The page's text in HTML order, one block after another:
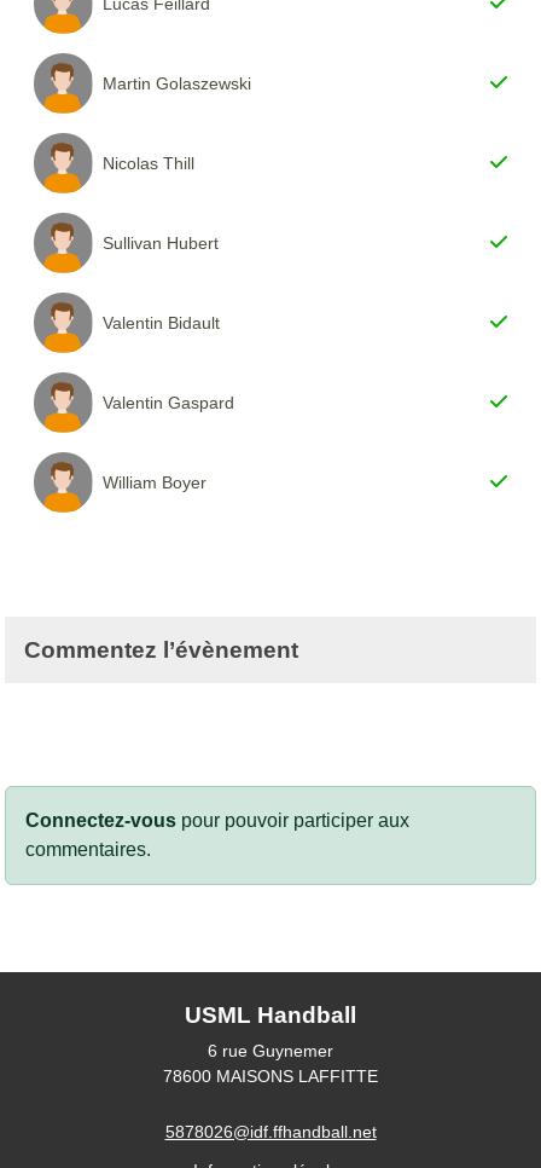
Lucas Feillard
Martin Golaszewski
Nicolas Thill
Sullivan Hubert
Valentin Bidault
Valentin Gaspard
William Boyer
Commentez l’évènement
Connectez-vous pour pouvoir participer aux
commentaires.
USML Handball
6 rue Guynemer
78600 MAISONS LAFFITTE
5878026@idf.ffhandball.net